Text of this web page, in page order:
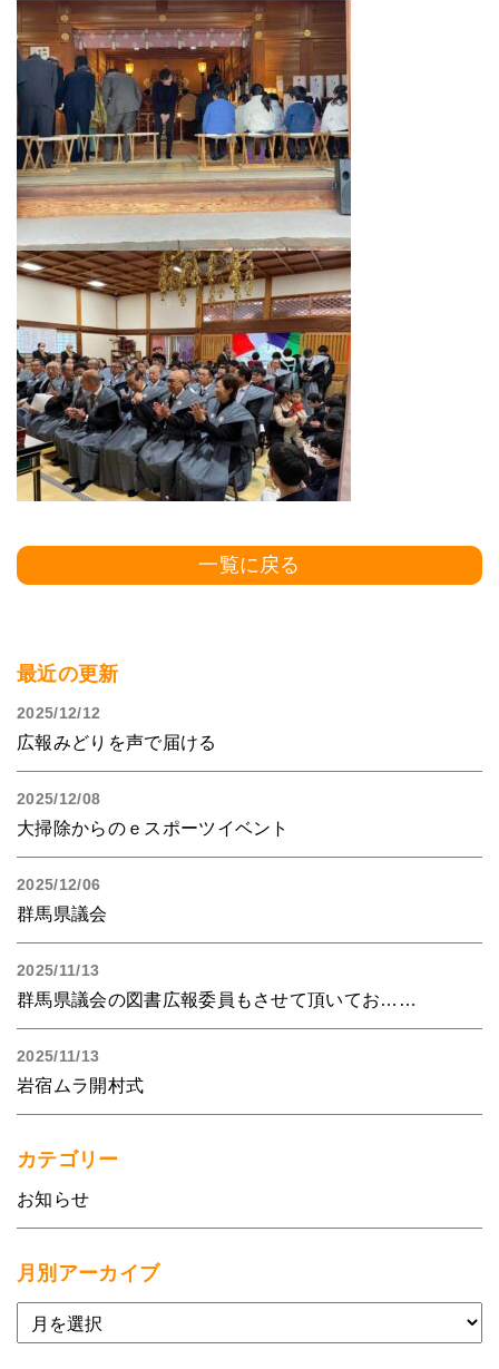
一覧に戻る
最近の更新
2025/12/12
広報みどりを声で届ける
2025/12/08
大掃除からのｅスポーツイベント
2025/12/06
群馬県議会
2025/11/13
群馬県議会の図書広報委員もさせて頂いてお……
2025/11/13
岩宿ムラ開村式
カテゴリー
お知らせ
月別アーカイブ